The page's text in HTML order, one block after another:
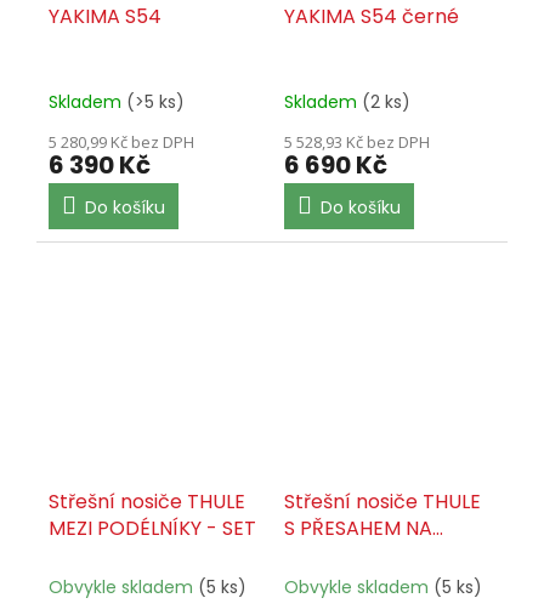
YAKIMA S54
Skladem (>5 ks)
5 280,99 Kč bez DPH
6 390 Kč
Do košíku
YAKIMA S54 černé
Skladem (2 ks)
5 528,93 Kč bez DPH
6 690 Kč
Do košíku
Střešní nosiče THULE
MEZI PODÉLNÍKY - SET
Obvykle skladem (5 ks)
Střešní nosiče THULE
S PŘESAHEM NA
Obvykle skladem (5 ks)